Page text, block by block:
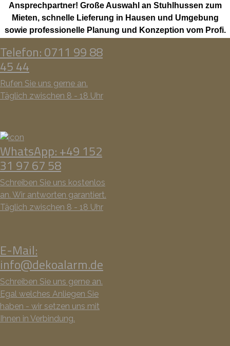
Ansprechpartner! Große Auswahl an Stuhlhussen zum
Mieten, schnelle Lieferung in Hausen und Umgebung
sowie professionelle Planung und Konzeption vom Profi.
Telefon: 0711 99 88
45 44
Rufen Sie uns gerne an.
Täglich zwischen 8 - 18 Uhr
WhatsApp: +49 152
31 97 67 58
Schreiben Sie uns kostenlos
an. Wir antworten garantiert.
Täglich zwischen 8 - 18 Uhr
E-Mail:
info@dekoalarm.de
Schreiben Sie uns gerne an.
Egal welches Anliegen Sie
haben - wir setzen uns mit
Ihnen in Verbindung.